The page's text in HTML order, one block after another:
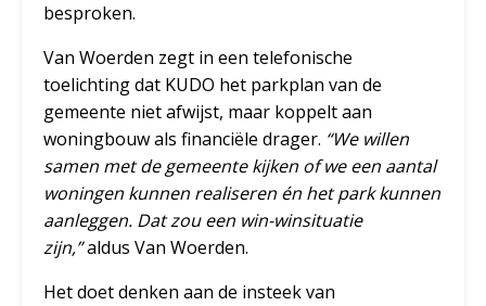
besproken.
Van Woerden zegt in een telefonische
toelichting dat KUDO het parkplan van de
gemeente niet afwijst, maar koppelt aan
woningbouw als financiële drager. “We willen
samen met de gemeente kijken of we een aantal
woningen kunnen realiseren én het park kunnen
aanleggen. Dat zou een win-winsituatie
zijn,”aldus Van Woerden.
Het doet denken aan de insteek van